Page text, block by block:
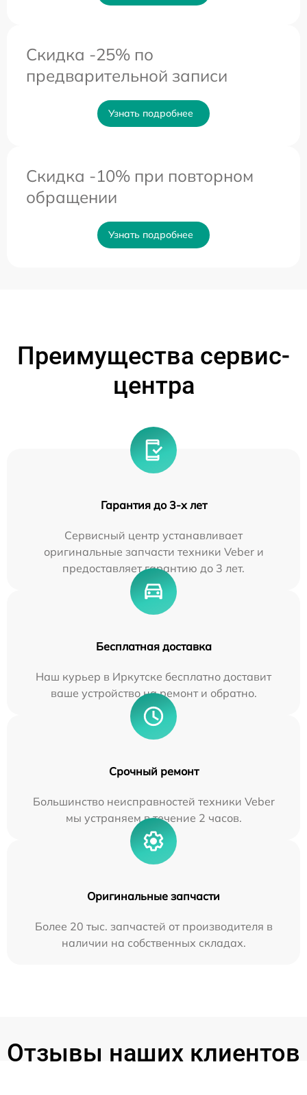
Скидка -25% по
предварительной записи
Узнать подробнее
Скидка -10% при повторном
обращении
Узнать подробнее
Преимущества сервис-
центра
Гарантия до 3-х лет
Сервисный центр устанавливает
оригинальные запчасти техники Veber и
предоставляет гарантию до 3 лет.
Бесплатная доставка
Наш курьер в Иркутске бесплатно доставит
ваше устройство на ремонт и обратно.
Срочный ремонт
Большинство неисправностей техники Veber
мы устраняем в течение 2 часов.
Оригинальные запчасти
Более 20 тыс. запчастей от производителя в
наличии на собственных складах.
Отзывы наших клиентов